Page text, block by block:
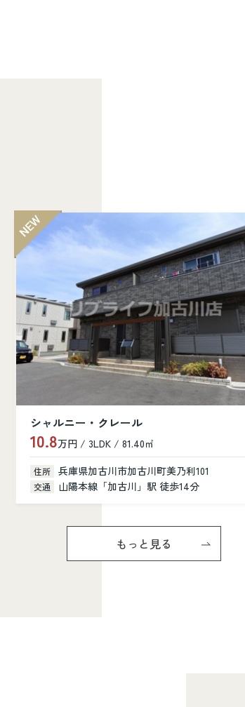
カルム加古川
6.6万円 / 1K / 31.28㎡
住所 兵庫県加古川市加古川町寺家町379-1
交通 山陽本線「加古川」駅 徒歩6分
もっと見る